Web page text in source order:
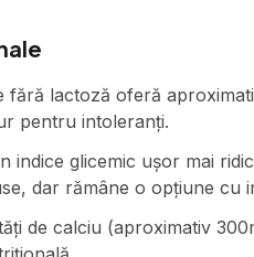
fără lactoză oferă
pentru intoleranți.
indice glicemic ușor mai
dar rămâne o opțiune cu
de calciu (aproximativ